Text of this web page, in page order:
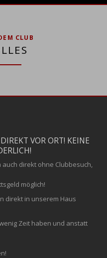
CLUB
VOR ORT! KEINE
direkt ohne Clubbesuch,
möglich!
direkt in unserem Haus
Zeit haben und anstatt